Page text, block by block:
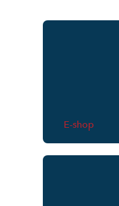
E-shop